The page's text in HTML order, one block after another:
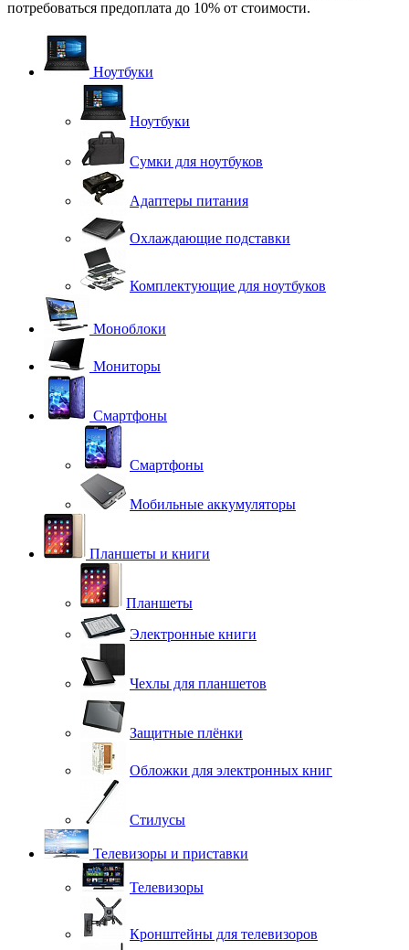
потребоваться предоплата до 10% от стоимости.
Ноутбуки
Ноутбуки
Сумки для ноутбуков
Адаптеры питания
Охлаждающие подставки
Комплектующие для ноутбуков
Моноблоки
Мониторы
Смартфоны
Смартфоны
Мобильные аккумуляторы
Планшеты и книги
Планшеты
Электронные книги
Чехлы для планшетов
Защитные плёнки
Обложки для электронных книг
Стилусы
Телевизоры и приставки
Телевизоры
Кронштейны для телевизоров